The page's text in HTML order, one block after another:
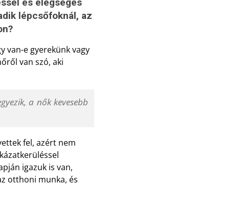
lépcsőfoknál, az
van-e gyerekünk vagy
van szó, aki
a nők kevesebb
fel, azért nem
igazuk is van,
otthoni munka, és